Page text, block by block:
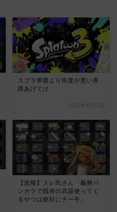
スプラ界隈より民度が悪い界
隈あげてけ
2025年8月15日
【悲報】スレ民さん「義務バ
ンカラで既存の武器使ってく
るやつは絶対にチー牛」